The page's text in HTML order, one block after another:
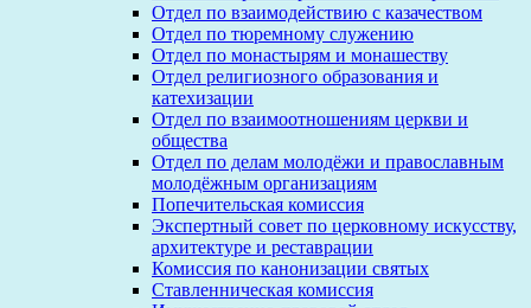
Отдел по взаимодействию с казачеством
Отдел по тюремному служению
Отдел по монастырям и монашеству
Отдел религиозного образования и
катехизации
Отдел по взаимоотношениям церкви и
общества
Отдел по делам молодёжи и православным
молодёжным организациям
Попечительская комиссия
Экспертный совет по церковному искусству,
архитектуре и реставрации
Комиссия по канонизации святых
Ставленническая комиссия